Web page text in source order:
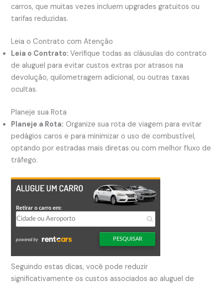
carros, que muitas vezes incluem upgrades gratuitos ou
tarifas reduzidas.
Leia o Contrato com Atenção
Leia o Contrato:Verifique todas as cláusulas do contrato
de aluguel para evitar custos extras por atrasos na
devolução, quilometragem adicional, ou outras taxas
ocultas.
Planeje sua Rota
Planeje a Rota: Organize sua rota de viagem para evitar
pedágios caros e para minimizar o uso de combustível,
optando por estradas mais diretas ou com melhor fluxo de
tráfego.
Seguindo estas dicas, você pode reduzir
significativamente os custos associados ao aluguel de